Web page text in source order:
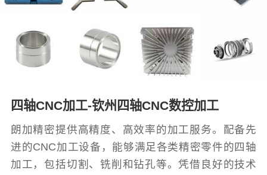
四轴CNC加工-钦州四轴CNC数控加工
朗加精密提供高精度、高效率的加工服务。配备先
进的CNC加工设备，能够满足各类精密零件的四轴
加工，包括切割、铣削和钻孔等。凭借良好的技术